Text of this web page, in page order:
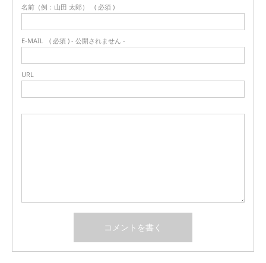
名前（例：山田 太郎） ( 必須 )
E-MAIL ( 必須 ) - 公開されません -
URL